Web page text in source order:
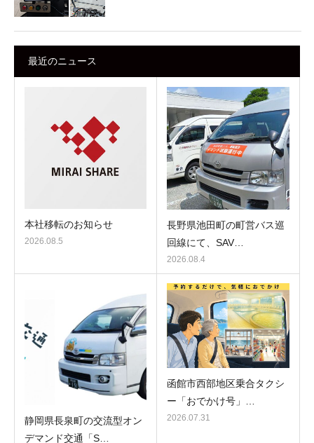
最近のニュース
本社移転のお知らせ
2026.08.5
長野県池田町の町営バス巡
回線にて、SAV…
2026.08.4
静岡県長泉町の交流型オン
デマンド交通「S…
函館市西部地区乗合タクシ
ー「おでかけ号」…
2026.07.31